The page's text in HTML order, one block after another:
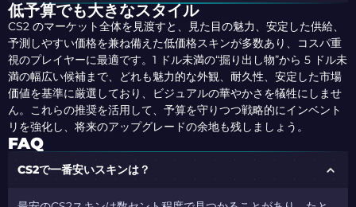
低予算でも大きなスタイル
CS2 のマーケット全体を見渡すと、見た目の魅力、安定した供給、
予測しやすい価格を兼ね備えた低価格スキンが多数あり、コスパ重
視のプレイヤーに最適です。1 ドル未満の“掘り出し物”から 5 ドル未
満の幅広い候補まで、どれも魅力的な外観、耐久性、安定した市場
価値を基準に厳選しており、ビジュアルの華やかさを犠牲にしませ
ん。これらの推奨を活用して、予算を守りつつ戦略的にインベント
リを強化し、将来のアップグレードの余地も残しましょう。
FAQ
CS2で一番安いスキンは？